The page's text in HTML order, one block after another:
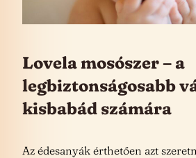
Lovela mosószer – a
legbiztonságosabb
kisbabád számára
Az édesanyák érthetően azt